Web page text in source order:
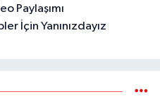
Paylaşımı
İçin Yanınızdayız